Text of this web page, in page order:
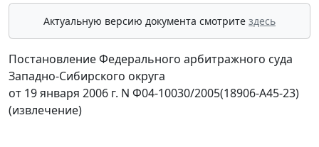
Актуальную версию документа смотрите здесь
Постановление Федерального арбитражного суда
Западно-Сибирского округа
от 19 января 2006 г. N Ф04-10030/2005(18906-А45-23)
(извлечение)